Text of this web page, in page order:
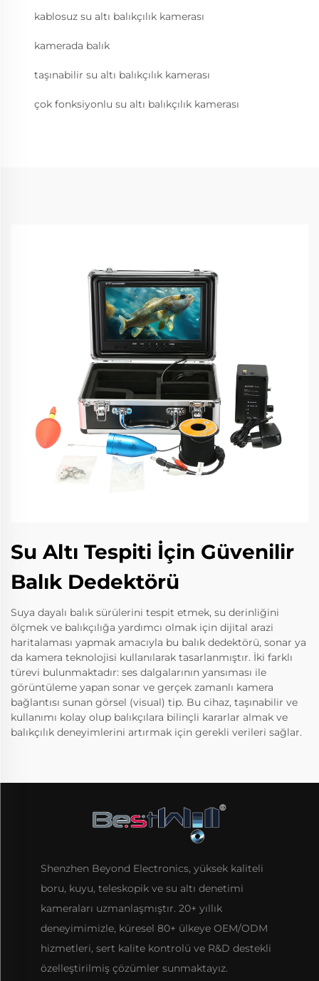
kablosuz su altı balıkçılık kamerası
kamerada balık
taşınabilir su altı balıkçılık kamerası
çok fonksiyonlu su altı balıkçılık kamerası
Su Altı Tespiti İçin Güvenilir
Balık Dedektörü
Suya dayalı balık sürülerini tespit etmek, su derinliğini
ölçmek ve balıkçılığa yardımcı olmak için dijital arazi
haritalaması yapmak amacıyla bu balık dedektörü, sonar ya
da kamera teknolojisi kullanılarak tasarlanmıştır. İki farklı
türevi bulunmaktadır: ses dalgalarının yansıması ile
görüntüleme yapan sonar ve gerçek zamanlı kamera
bağlantısı sunan görsel (visual) tip. Bu cihaz, taşınabilir ve
kullanımı kolay olup balıkçılara bilinçli kararlar almak ve
balıkçılık deneyimlerini artırmak için gerekli verileri sağlar.
Shenzhen Beyond Electronics, yüksek kaliteli
boru, kuyu, teleskopik ve su altı denetimi
kameraları uzmanlaşmıştır. 20+ yıllık
deneyimimizle, küresel 80+ ülkeye OEM/ODM
hizmetleri, sert kalite kontrolü ve R&D destekli
özelleştirilmiş çözümler sunmaktayız.